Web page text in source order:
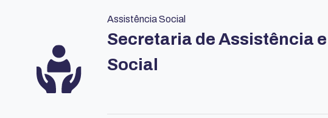
Assistência Social
Secretaria de Assistência
Social